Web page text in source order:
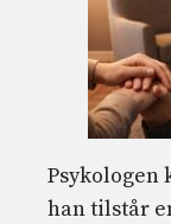
Psykologen
han tilstår